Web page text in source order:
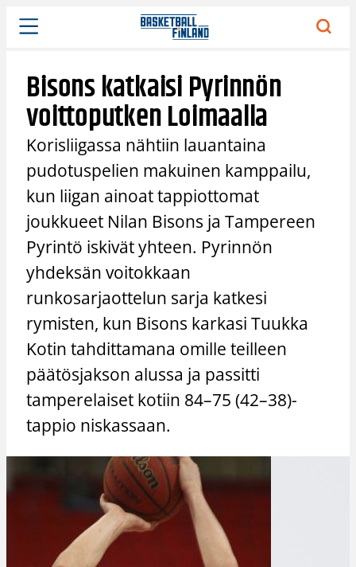
Siirry
sisältöön
Bisons katkaisi Pyrinnön
voittoputken Loimaalla
Korisliigassa nähtiin lauantaina
pudotuspelien makuinen kamppailu,
kun liigan ainoat tappiottomat
joukkueet Nilan Bisons ja Tampereen
Pyrintö iskivät yhteen. Pyrinnön
yhdeksän voitokkaan
runkosarjaottelun sarja katkesi
rymisten, kun Bisons karkasi Tuukka
Kotin tahdittamana omille teilleen
päätösjakson alussa ja passitti
tamperelaiset kotiin 84–75 (42–38)-
tappio niskassaan.